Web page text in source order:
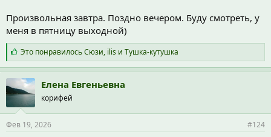
Произвольная завтра. Поздно вечером. Буду смотреть, у
меня в пятницу выходной)
С
и
м
п
а
т
и
:
Это понравилосьСюзи, ilis и Тушка-кутушка
Елена Евгеньевна
корифей
Фев 19, 2026 #124